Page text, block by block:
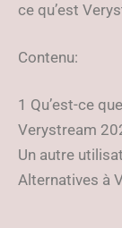
ce qu’est
Contenu:
1 Qu’est-ce
Verystream
Un autre
Alternatives à